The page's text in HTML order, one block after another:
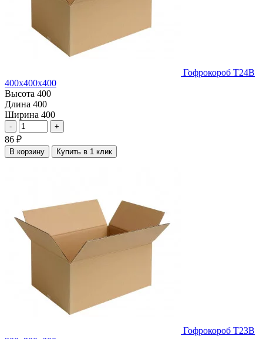
Гофрокороб Т24В
400х400х400
Высота 400
Длина 400
Ширина 400
- +
86 ₽
В корзину Купить в 1 клик
Гофрокороб Т23В